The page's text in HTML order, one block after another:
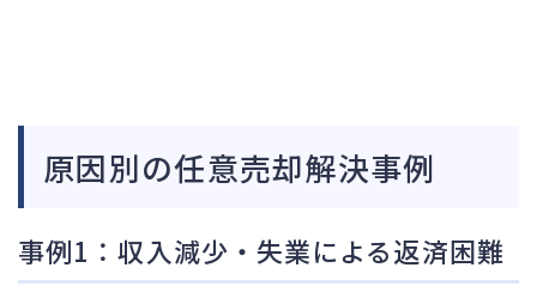
原因別の任意売却解決事例
事例1：収入減少・失業による返済困難